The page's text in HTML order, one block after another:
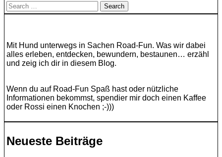
Search
for:
Mit Hund unterwegs in Sachen Road-Fun. Was wir dabei
alles erleben, entdecken, bewundern, bestaunen… erzähl
und zeig ich dir in diesem Blog.
Wenn du auf Road-Fun Spaß hast oder nützliche
Informationen bekommst, spendier mir doch einen Kaffee
oder Rossi einen Knochen ;-)))
Neueste Beiträge